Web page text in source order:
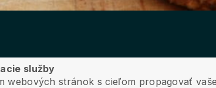
služby
stránok s cieľom propagovať